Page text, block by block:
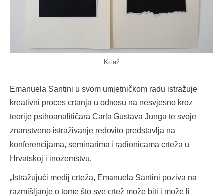
Kolaž
Emanuela Santini u svom umjetničkom radu istražuje
kreativni proces crtanja u odnosu na nesvjesno kroz
teorije psihoanalitičara Carla Gustava Junga te svoje
znanstveno istraživanje redovito predstavlja na
konferencijama, seminarima i radionicama crteža u
Hrvatskoj i inozemstvu.
„Istražujući medij crteža, Emanuela Santini poziva na
razmišljanje o tome što sve crtež može biti i može li